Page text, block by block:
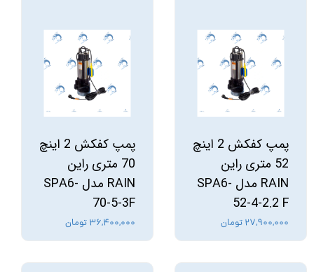
پمپ کفکش 2 اینچ
52 متری راین
RAIN مدل SPA6-
52-4-2.2 F
۲۷,۹۰۰,۰۰۰ تومان
پمپ کفکش 2 اینچ
70 متری راین
RAIN مدل SPA6-
70-5-3F
۳۶,۴۰۰,۰۰۰ تومان